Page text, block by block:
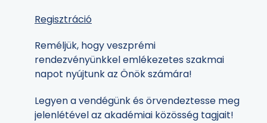
Regisztráció
Reméljük, hogy veszprémi
rendezvényünkkel emlékezetes szakmai
napot nyújtunk az Önök számára!
Legyen a vendégünk és örvendeztesse meg
jelenlétével az akadémiai közösség tagjait!